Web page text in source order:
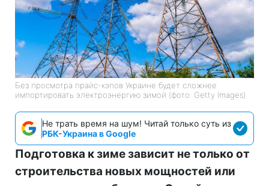
Без просмотра прайс-кэпов Украине будет сложнее
импортировать электроэнергию зимой (фото: Getty Images)
Не трать время на шум! Читай только суть из
РБК-Украина в Google
Подготовка к зиме зависит не только от
строительства новых мощностей или